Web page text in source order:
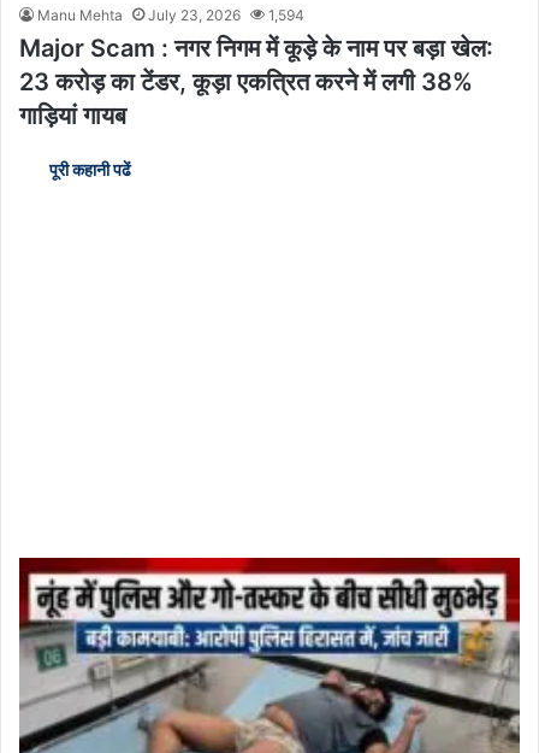
Manu Mehta July 23, 2026 1,594
Major Scam : नगर निगम में कूड़े के नाम पर बड़ा खेल:
23 करोड़ का टेंडर, कूड़ा एकत्रित करने में लगी 38%
गाड़ियां गायब
पूरी कहानी पढें